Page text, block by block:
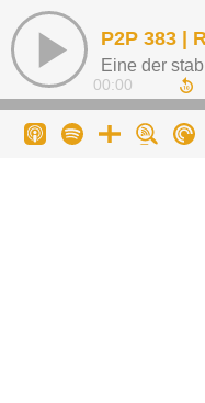
P2P 383 |
Eine der
00:00